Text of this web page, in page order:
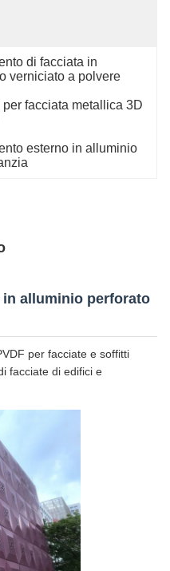
di facciata in
verniciato a polvere
facciata metallica 3D
esterno in alluminio
alluminio perforato
per facciate e soffitti
facciate di edifici e